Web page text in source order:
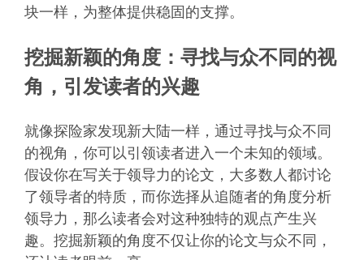
块一样，为整体提供稳固的支撑。
挖掘新颖的角度：寻找与众不同的视
角，引发读者的兴趣
就像探险家发现新大陆一样，通过寻找与众不同
的视角，你可以引领读者进入一个未知的领域。
假设你在写关于领导力的论文，大多数人都讨论
了领导者的特质，而你选择从追随者的角度分析
领导力，那么读者会对这种独特的观点产生兴
趣。挖掘新颖的角度不仅让你的论文与众不同，